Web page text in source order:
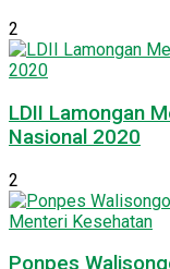
2
LDII Lamongan
Nasional 2020
2
Ponpes